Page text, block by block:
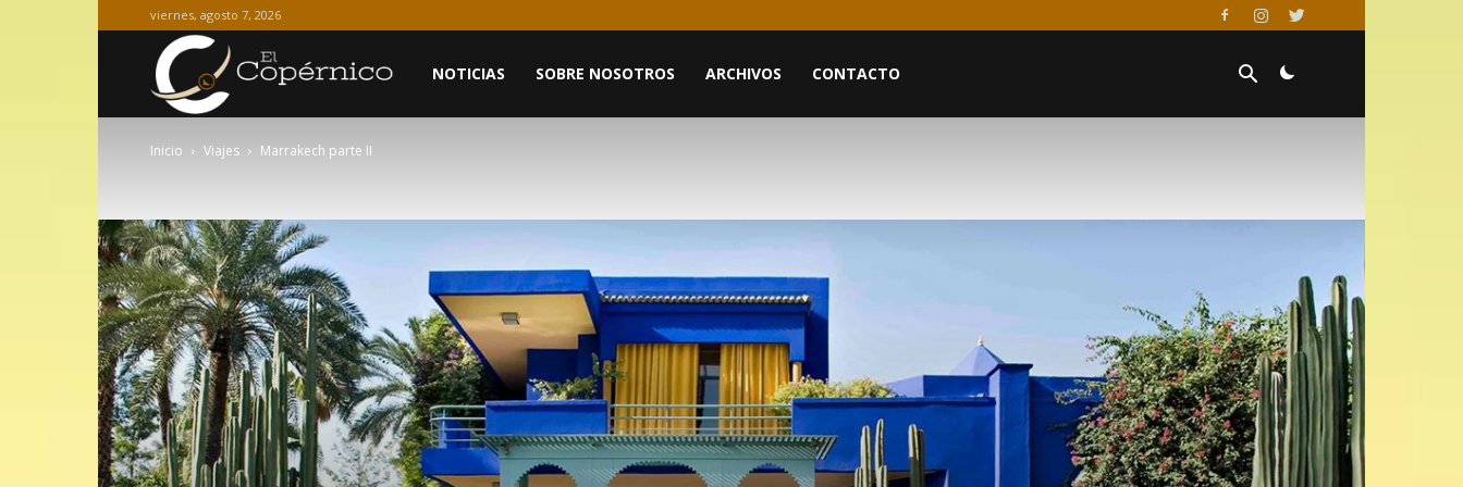
viernes, agosto 7, 2026
NOTICIAS SOBRE NOSOTROS ARCHIVOS CONTACTO
Inicio Viajes Marrakech parte II